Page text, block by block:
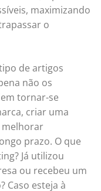
maximizando
o
de artigos
não os
tornar-se
criar uma
melhorar
prazo. O que
Já utilizou
ou recebeu um
Caso esteja à